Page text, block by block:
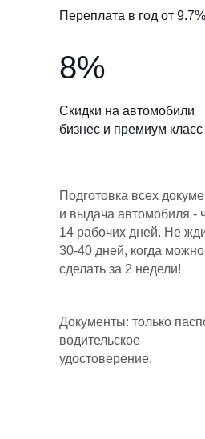
Переплата в год от 9.7%
8%
Скидки на автомобили
бизнес и премиум класс
Подготовка всех
и выдача автомобиля -
14 рабочих дней. Не
30-40 дней, когда
сделать за 2 недели!
Документы: только
водительское
удостоверение.